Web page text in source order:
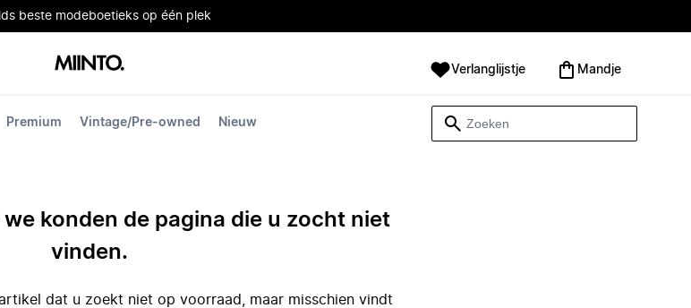
beste modeboetieks op één plek
Premium Vintage/Pre-owned Nieuw
Verlanglijstje Mandje
konden de pagina die u zocht niet
vinden.
dat u zoekt niet op voorraad, maar misschien vindt